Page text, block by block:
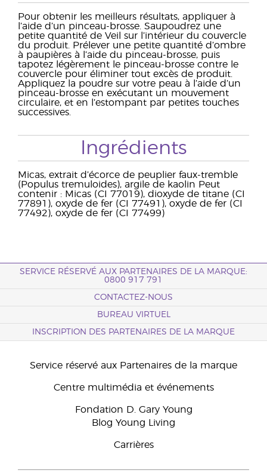
Pour obtenir les meilleurs résultats, appliquer à
l’aide d’un pinceau-brosse. Saupoudrez une
petite quantité de Veil sur l’intérieur du couvercle
du produit. Prélever une petite quantité d’ombre
à paupières à l’aide du pinceau-brosse, puis
tapotez légèrement le pinceau-brosse contre le
couvercle pour éliminer tout excès de produit.
Appliquez la poudre sur votre peau à l’aide d’un
pinceau-brosse en exécutant un mouvement
circulaire, et en l’estompant par petites touches
successives.
Ingrédients
Micas, extrait d’écorce de peuplier faux-tremble
(Populus tremuloides), argile de kaolin Peut
contenir : Micas (CI 77019), dioxyde de titane (CI
77891), oxyde de fer (CI 77491), oxyde de fer (CI
77492), oxyde de fer (CI 77499)
SERVICE RÉSERVÉ AUX PARTENAIRES DE LA MARQUE:
0800 917 791
CONTACTEZ-NOUS
BUREAU VIRTUEL
INSCRIPTION DES PARTENAIRES DE LA MARQUE
Service réservé aux Partenaires de la marque
Centre multimédia et événements
Fondation D. Gary Young
Blog Young Living
Carrières